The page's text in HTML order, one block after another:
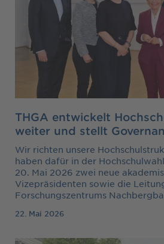
THGA entwickelt
weiter und stellt
Wir richten unsere
haben dafür in der
20. Mai 2026 zwei neue
Vizepräsidenten sowie die
Forschungszentrums
22. Mai 2026